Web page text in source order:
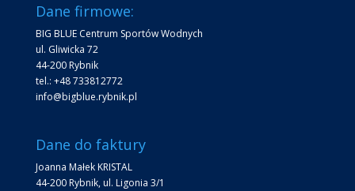
Dane firmowe:
BIG BLUE Centrum Sportów Wodnych
ul. Gliwicka 72
44-200 Rybnik
tel.: +48 733812772
info@bigblue.rybnik.pl
Dane do faktury
Joanna Małek KRISTAL
44-200 Rybnik, ul. Ligonia 3/1